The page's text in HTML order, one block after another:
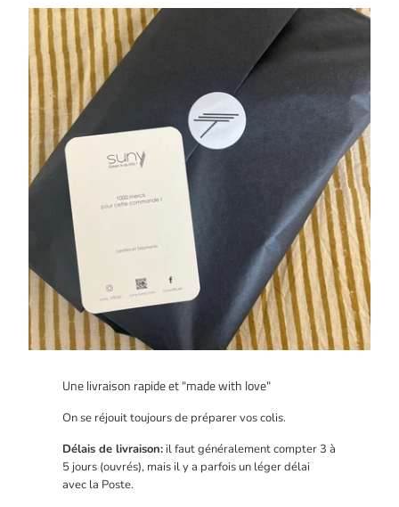
Une livraison rapide et "made with love"
On se réjouit toujours de préparer vos colis.
Délais de livraison: il faut généralement compter 3 à
5 jours (ouvrés), mais il y a parfois un léger délai
avec la Poste.